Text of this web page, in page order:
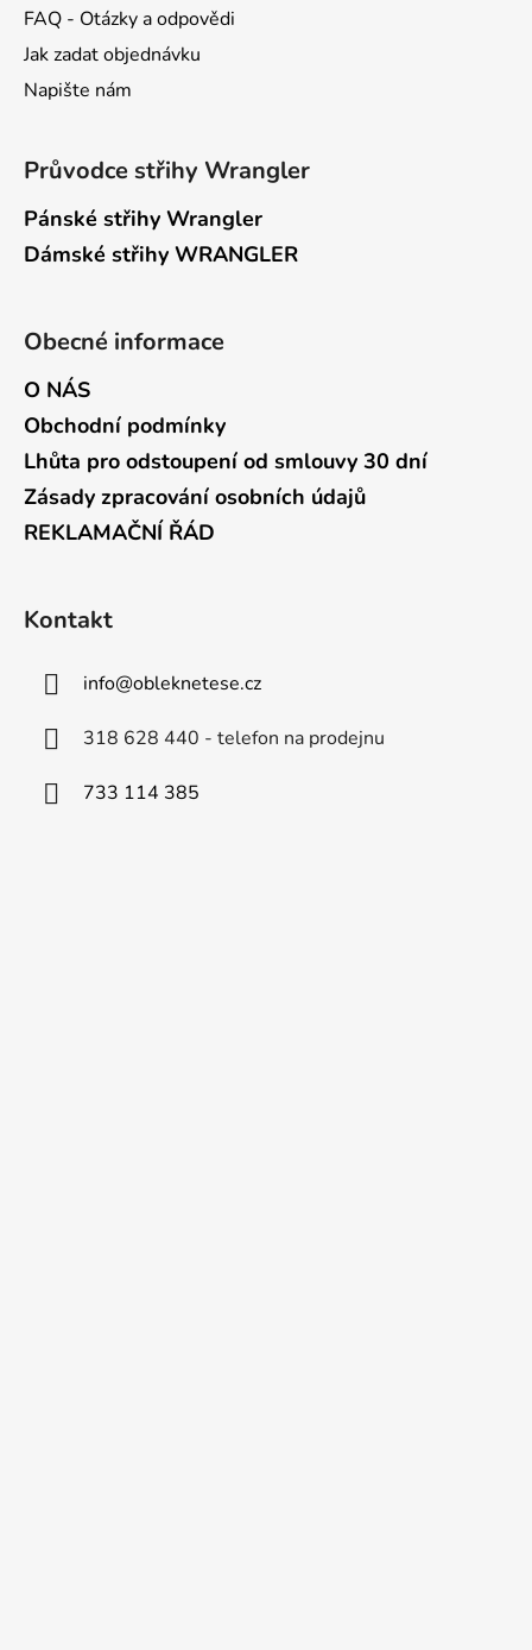
FAQ - Otázky a odpovědi
Jak zadat objednávku
Napište nám
Průvodce střihy Wrangler
Pánské střihy Wrangler
Dámské střihy WRANGLER
Obecné informace
O NÁS
Obchodní podmínky
Lhůta pro odstoupení od smlouvy 30 dní
Zásady zpracování osobních údajů
REKLAMAČNÍ ŘÁD
Kontakt
info@obleknetese.cz
318 628 440 - telefon na prodejnu
733 114 385